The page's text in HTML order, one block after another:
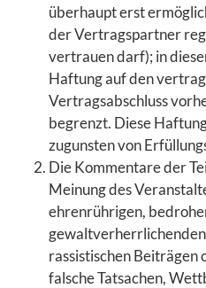
überhaupt erst
der Vertragspartner
vertrauen darf); in
Haftung auf den
Vertragsabschluss
begrenzt. Diese
zugunsten von
Die Kommentare der
Meinung des
ehrenrührigen,
rassistischen Beiträgen
falsche Tatsachen,